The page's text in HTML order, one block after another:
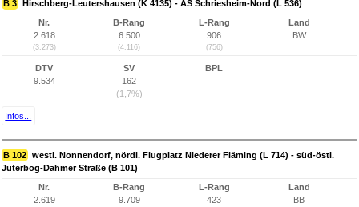
B 3 Hirschberg-Leutershausen (K 4135) - AS Schriesheim-Nord (L 536)
Nr.
2.618
(3.273)
B-Rang
6.500
(4.116)
L-Rang
906
(756)
Land
BW
DTV
9.534
SV
162
(1,7%)
BPL
Infos...
B 102 westl. Nonnendorf, nördl. Flugplatz Niederer Fläming (L 714) - süd-östl.
Jüterbog-Dahmer Straße (B 101)
Nr.
2.619
B-Rang
9.709
L-Rang
423
Land
BB